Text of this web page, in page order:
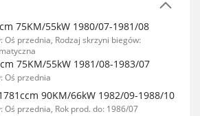
75KM/55kW 1980/07-1981/08
Oś przednia, Rodzaj skrzyni biegów:
75KM/55kW 1981/08-1983/07
Oś przednia
1781ccm 90KM/66kW 1982/09-1988/10
Oś przednia, Rok prod. do: 1986/07